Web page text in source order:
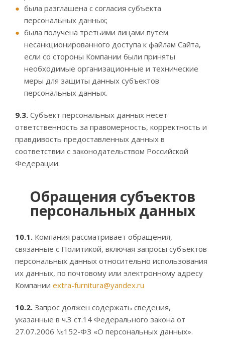
была разглашена с согласия субъекта
персональных данных;
была получена третьими лицами путем
несанкционированного доступа к файлам Сайта,
если со стороны Компании были приняты
необходимые организационные и технические
меры для защиты данных субъектов
персональных данных.
9.3. Субъект персональных данных несет
ответственность за правомерность, корректность и
правдивость предоставленных данных в
соответствии с законодательством Российской
Федерации.
Обращения субъектов
персональных данных
10.1. Компания рассматривает обращения,
связанные с Политикой, включая запросы субъектов
персональных данных относительно использования
их данных, по почтовому или электронному адресу
Компании extra-furnitura@yandex.ru
10.2. Запрос должен содержать сведения,
указанные в ч.3 ст.14 Федерального закона от
27.07.2006 №152-ФЗ «О персональных данных».